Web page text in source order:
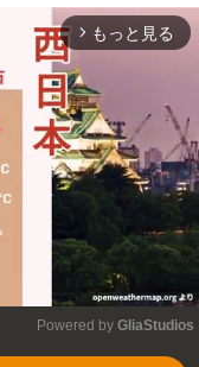
arrow_forward_ios もっと見る
Powered by GliaStudios